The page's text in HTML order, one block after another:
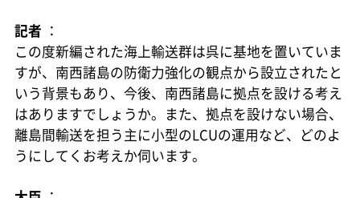
記者 ：
この度新編された海上輸送群は呉に基地を置いていま
すが、南西諸島の防衛力強化の観点から設立されたと
いう背景もあり、今後、南西諸島に拠点を設ける考え
はありますでしょうか。また、拠点を設けない場合、
離島間輸送を担う主に小型のLCUの運用など、どのよ
うにしてくお考えか伺います。